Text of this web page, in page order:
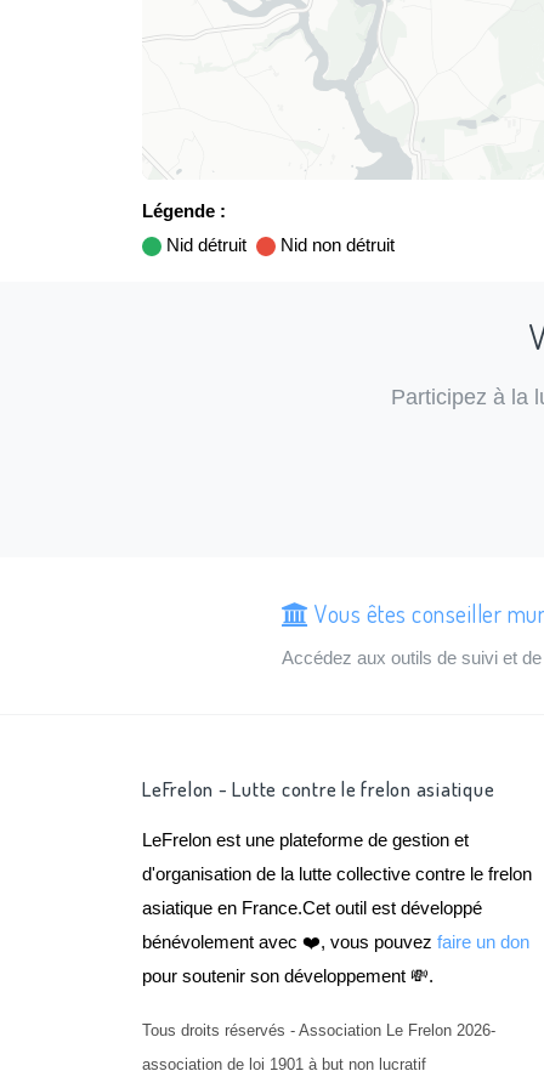
Légende :
Nid détruit
Nid non détruit
Participez à la
Vous êtes conseiller
Accédez aux outils de suivi et
LeFrelon - Lutte contre le frelon asiatique
LeFrelon est une plateforme de gestion et
d'organisation de la lutte collective contre le frelon
asiatique en France.Cet outil est développé
bénévolement avec ❤️, vous pouvez faire un don
pour soutenir son développement 💸.
Tous droits réservés - Association Le Frelon 2026-
association de loi 1901 à but non lucratif